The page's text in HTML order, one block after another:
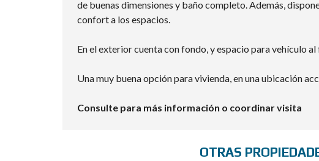
de buenas dimensiones y baño completo. Además,
confort a los espacios.
En el exterior cuenta con fondo, y espacio para vehículo
Una muy buena opción para vivienda, en una ubicación
Consulte para más información o coordinar visita
OTRAS